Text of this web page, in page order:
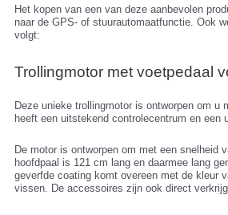
Het kopen van een van deze aanbevolen
naar de GPS- of stuurautomaatfunctie. Ook
volgt:
Trollingmotor met voetpedaal
Deze unieke trollingmotor is ontworpen om
heeft een uitstekend controlecentrum en een
De motor is ontworpen om met een snelheid
hoofdpaal is 121 cm lang en daarmee lang
geverfde coating komt overeen met de kleur
vissen. De accessoires zijn ook direct